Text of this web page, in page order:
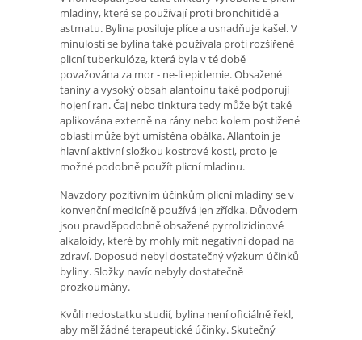
mladiny, které se používají proti bronchitidě a
astmatu. Bylina posiluje plíce a usnadňuje kašel. V
minulosti se bylina také používala proti rozšířené
plicní tuberkulóze, která byla v té době
považována za mor - ne-li epidemie. Obsažené
taniny a vysoký obsah alantoinu také podporují
hojení ran. Čaj nebo tinktura tedy může být také
aplikována externě na rány nebo kolem postižené
oblasti může být umístěna obálka. Allantoin je
hlavní aktivní složkou kostrové kosti, proto je
možné podobně použít plicní mladinu.
Navzdory pozitivním účinkům plicní mladiny se v
konvenční medicíně používá jen zřídka. Důvodem
jsou pravděpodobně obsažené pyrrolizidinové
alkaloidy, které by mohly mít negativní dopad na
zdraví. Doposud nebyl dostatečný výzkum účinků
byliny. Složky navíc nebyly dostatečně
prozkoumány.
Kvůli nedostatku studií, bylina není oficiálně řekl,
aby měl žádné terapeutické účinky. Skutečný